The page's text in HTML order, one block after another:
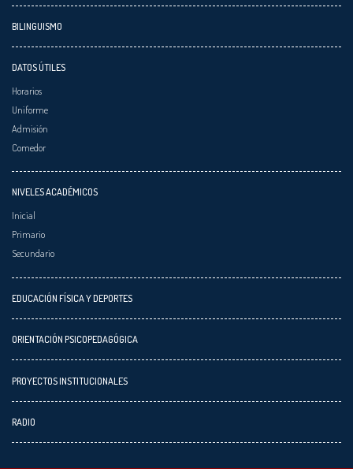
BILINGUISMO
DATOS ÚTILES
Horarios
Uniforme
Admisión
Comedor
NIVELES ACADÉMICOS
Inicial
Primario
Secundario
EDUCACIÓN FÍSICA Y DEPORTES
ORIENTACIÓN PSICOPEDAGÓGICA
PROYECTOS INSTITUCIONALES
RADIO